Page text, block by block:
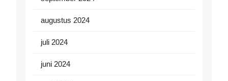
augustus 2024
juli 2024
juni 2024